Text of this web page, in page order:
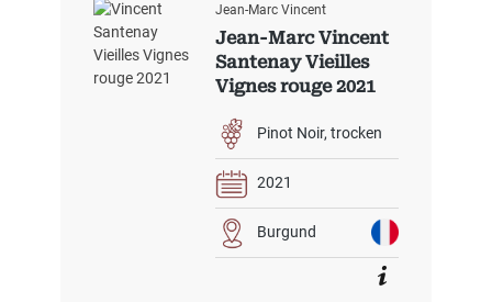
Jean-Marc Vincent
Jean-Marc Vincent
Santenay Vieilles
Vignes rouge 2021
Pinot Noir trocken
2021
Burgund